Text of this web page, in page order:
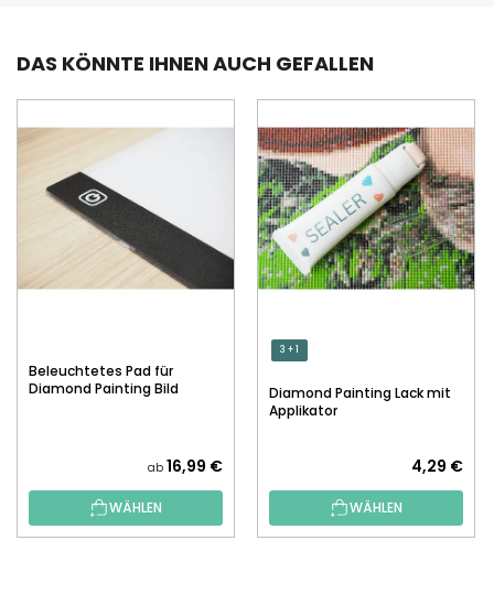
DAS KÖNNTE IHNEN AUCH GEFALLEN
Beleuchtetes Pad für
Diamond Painting Bild
ab 16,99 €
WÄHLEN
3 + 1
Diamond Painting Lack mit
Applikator
4,29 €
WÄHLEN